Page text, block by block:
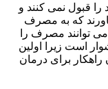
را قبول نمی کنند و
باورند که به مصرف
می توانند مصرف را
است زیرا اولین
راهکار برای درمان